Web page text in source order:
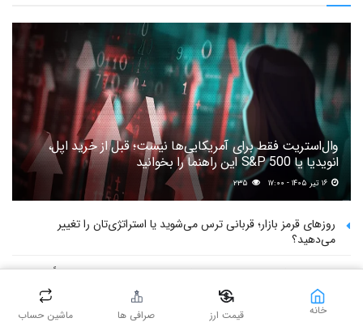
وال‌استریت فقط برای آمریکایی‌ها نیست؛ قبل از خرید اپل،
انویدیا یا S&P 500 این راهنما را بخوانید
۲۳۵
روزهای قرمز بازار؛ قربانی ترس می‌شوید یا استراتژی‌تان را تغییر
می‌دهید؟
تحریم صرافی های ایرانی و ریسک حضانتی؛ دارایی‌هایمان واقعاً در خطر
است؟
گزارش ویژه: اکسکوینو چگونه از اختلالی ادعایی به بحرانی سیستمی
خانه قیمت ارز صرافی ها ماشین حساب